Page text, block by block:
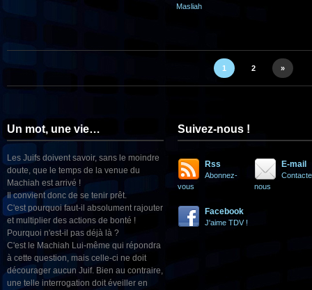
Masliah
1 2 »
Un mot, une vie…
Les Juifs doivent savoir, sans le moindre
doute, que le temps de la venue du
Machiah est arrivé !
Il convient donc de se tenir prêt.
C'est pourquoi faut-il absolument rajouter
et multiplier des actions de bonté !
Pourquoi n'est-il pas déjà là ?
C'est le Machiah Lui-même qui répondra
à cette question, mais celle-ci ne doit
décourager aucun Juif. Bien au contraire,
une telle interrogation doit éveiller en
Suivez-nous !
Rss
Abonnez-
vous
E-mail
nous
Facebook
J'aime TDV !